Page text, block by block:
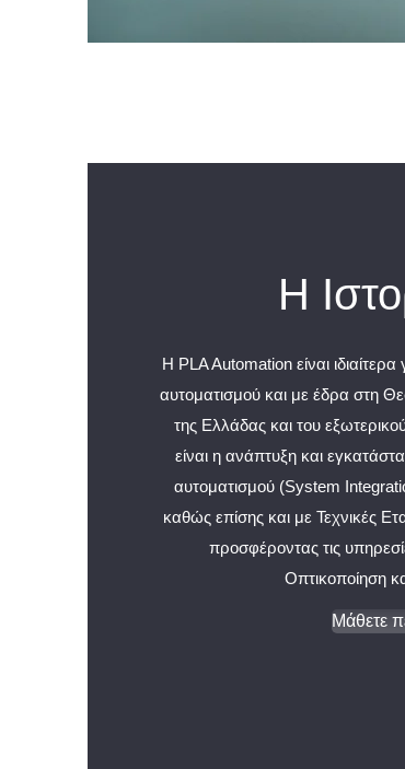
Η
Η PLA Automation είναι
αυτοματισμού και με έδρα στη
της Ελλάδας και του
είναι η ανάπτυξη και
αυτοματισμού (System
καθώς επίσης και με Τεχνικές
προσφέροντας τις
Οπτικοποίηση
Μάθετε